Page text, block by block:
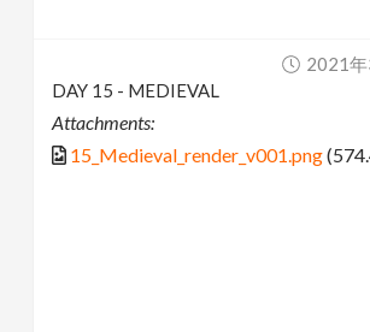
2021
DAY 15 - MEDIEVAL
Attachments:
15_Medieval_render_v001.png